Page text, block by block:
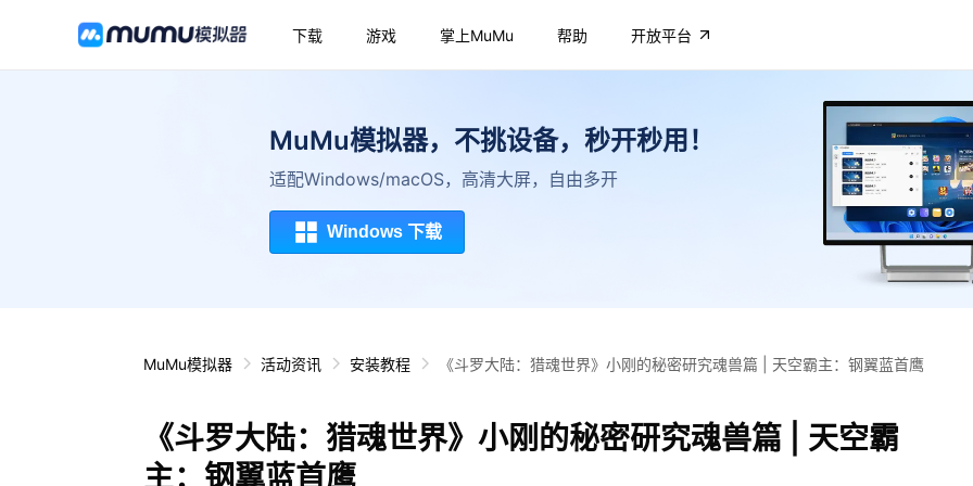
下载 游戏 掌上MuMu 帮助 开放平台
MuMu模拟器，不挑设备，秒开秒用！
适配Windows/macOS，高清大屏，自由多开
Windows 下载
MuMu模拟器 活动资讯 安装教程 《斗罗大陆：猎魂世界》小刚的秘密研究魂兽篇 | 天空霸主：钢翼蓝首鹰
《斗罗大陆：猎魂世界》小刚的秘密研究魂兽篇 | 天空霸
主：钢翼蓝首鹰